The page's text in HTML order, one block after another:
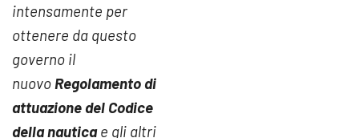
intensamente per
ottenere da questo
governo il
nuovo Regolamento di
attuazione del Codice
della nauticae gli altri